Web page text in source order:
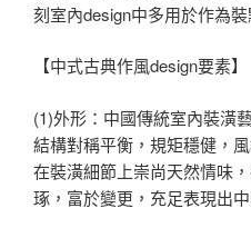
刻室內design中多用於作為裝
【中式古典作風design要素】
(1)外形：中國傳統室內裝潢
結構對稱平衡，規矩穩健，
在裝潢細節上崇尚天然情味
琢，富於變更，充足表現出